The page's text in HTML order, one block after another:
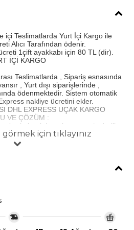
içi Teslimatlarda Yurt İçi Kargo ile
Alıcı Tarafından ödenir.
1çift ayakkabı için 80 TL (dir).
İÇİ KARGO
Teslimatlarda , Sipariş esnasında
, Yurt dışı siparişlerinde ,
ödenmektedir. Sistem otomatik
nakliye ücretini ekler.
DHL EXPRESS UÇAK KARGO
VE ÇÖZÜM :
özel olarak hazırlanır ve gönderilir ,
üründe %50 indirim yapılır.
Sipariş veren Müşterilerimiz iade
seçenekli ürünlerde , Resim
görmek için tıklayınız